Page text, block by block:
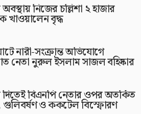
নিজের চল্লিশা ২ হাজার
খাওয়ালেন বৃদ্ধ
নারী-সংক্রান্ত অভিযোগে
নেতা নুরুল ইসলাম সাজল বহিষ্কার
বিএনপি নেতার ওপর অতর্কিত
গুলিবর্ষণ ও ককটেল বিস্ফোরণ